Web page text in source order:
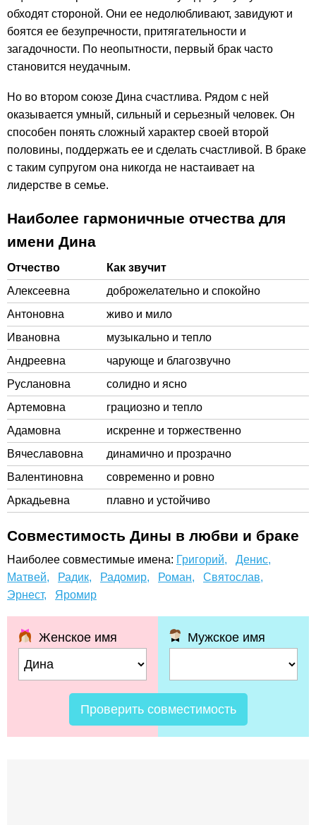
обходят стороной. Они ее недолюбливают, завидуют и
боятся ее безупречности, притягательности и
загадочности. По неопытности, первый брак часто
становится неудачным.
Но во втором союзе Дина счастлива. Рядом с ней
оказывается умный, сильный и серьезный человек. Он
способен понять сложный характер своей второй
половины, поддержать ее и сделать счастливой. В браке
с таким супругом она никогда не настаивает на
лидерстве в семье.
Наиболее гармоничные отчества для
имени Дина
Отчество
Как звучит
Алексеевна
доброжелательно и спокойно
Антоновна
живо и мило
Ивановна
музыкально и тепло
Андреевна
чарующе и благозвучно
Руслановна
солидно и ясно
Артемовна
грациозно и тепло
Адамовна
искренне и торжественно
Вячеславовна
динамично и прозрачно
Валентиновна
современно и ровно
Аркадьевна
плавно и устойчиво
Совместимость Дины в любви и браке
Наиболее совместимые имена: Григорий,
Денис,
Матвей,
Радик, Радомир, Роман,
Святослав,
Эрнест,
Яромир
Женское имя Мужское имя
Проверить совместимость